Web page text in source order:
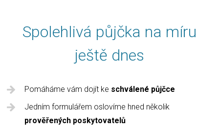
Spolehlivá půjčka na míru
ještě dnes
Pomáháme vám dojít ke schválené půjčce
Jedním formulářem oslovíme hned několik
prověřených poskytovatelů